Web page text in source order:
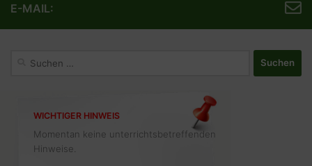
E-MAIL:
WICHTIGER HINWEIS
Momentan keine unterrichtsbetreffenden
Hinweise.